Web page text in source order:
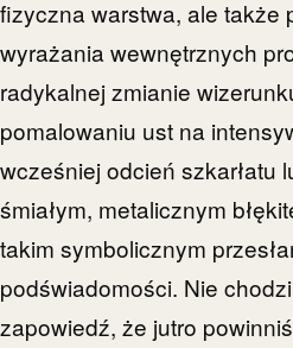
fizyczna warstwa, ale także
wyrażania wewnętrznych
radykalnej zmianie
pomalowaniu ust na
wcześniej odcień szkarłatu
śmiałym, metalicznym
takim symbolicznym
podświadomości. Nie
zapowiedź, że jutro